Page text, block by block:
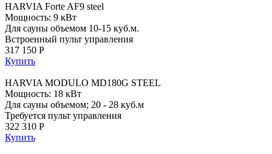
HARVIA Forte AF9 steel
Мощность: 9 кВт
Для сауны объемом 10-15 куб.м.
Встроенный пульт управления
317 150 Р
Купить
HARVIA MODULO MD180G STEEL
Мощность: 18 кВт
Для сауны объемом; 20 - 28 куб.м
Требуется пульт управления
322 310 Р
Купить